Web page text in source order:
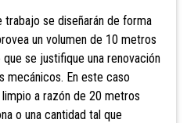
se diseñarán de forma
un volumen de 10 metros
se justifique una renovación
mecánicos. En este caso
a razón de 20 metros
o una cantidad tal que